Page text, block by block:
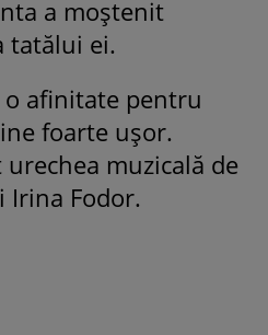
a moștenit
tatălui ei.
o afinitate pentru
foarte ușor.
muzicală de
Irina Fodor.